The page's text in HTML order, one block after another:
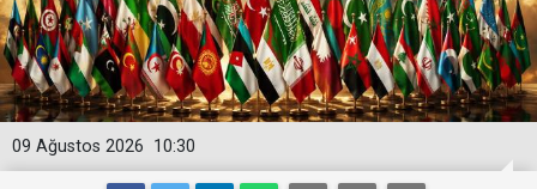
10:30
09 Ağustos 2026